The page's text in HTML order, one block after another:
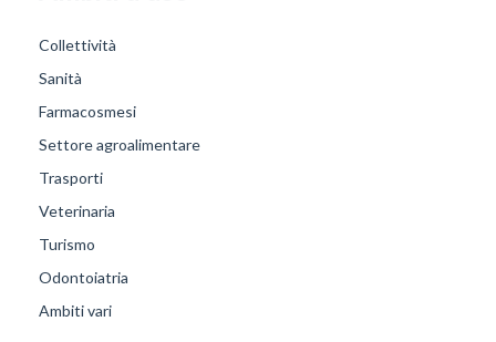
Collettività
Sanità
Farmacosmesi
Settore agroalimentare
Trasporti
Veterinaria
Turismo
Odontoiatria
Ambiti vari